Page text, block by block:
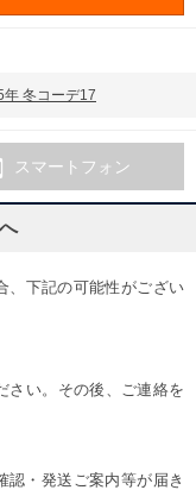
年 冬コーデ17
スマートフォン
、下記の可能性がござい
さい。その後、ご連絡を
認・発送ご案内等が届き